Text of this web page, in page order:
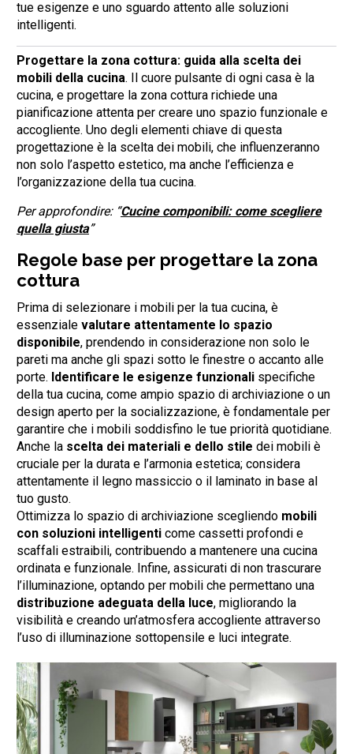
tue esigenze e uno sguardo attento alle soluzioni
intelligenti.
Progettare la zona cottura: guida alla scelta dei
mobili della cucina. Il cuore pulsante di ogni casa è la
cucina, e progettare la zona cottura richiede una
pianificazione attenta per creare uno spazio funzionale e
accogliente. Uno degli elementi chiave di questa
progettazione è la scelta dei mobili, che influenzeranno
non solo l’aspetto estetico, ma anche l’efficienza e
l’organizzazione della tua cucina.
Per approfondire: “Cucine componibili: come scegliere
quella giusta”
Regole base per progettare la zona
cottura
Prima di selezionare i mobili per la tua cucina, è
essenziale valutare attentamente lo spazio
disponibile, prendendo in considerazione non solo le
pareti ma anche gli spazi sotto le finestre o accanto alle
porte. Identificare le esigenze funzionalispecifiche
della tua cucina, come ampio spazio di archiviazione o un
design aperto per la socializzazione, è fondamentale per
garantire che i mobili soddisfino le tue priorità quotidiane.
Anche la scelta dei materiali e dello stile dei mobili è
cruciale per la durata e l’armonia estetica; considera
attentamente il legno massiccio o il laminato in base al
tuo gusto.
Ottimizza lo spazio di archiviazione scegliendo mobili
con soluzioni intelligenticome cassetti profondi e
scaffali estraibili, contribuendo a mantenere una cucina
ordinata e funzionale. Infine, assicurati di non trascurare
l’illuminazione, optando per mobili che permettano una
distribuzione adeguata della luce, migliorando la
visibilità e creando un’atmosfera accogliente attraverso
l’uso di illuminazione sottopensile e luci integrate.